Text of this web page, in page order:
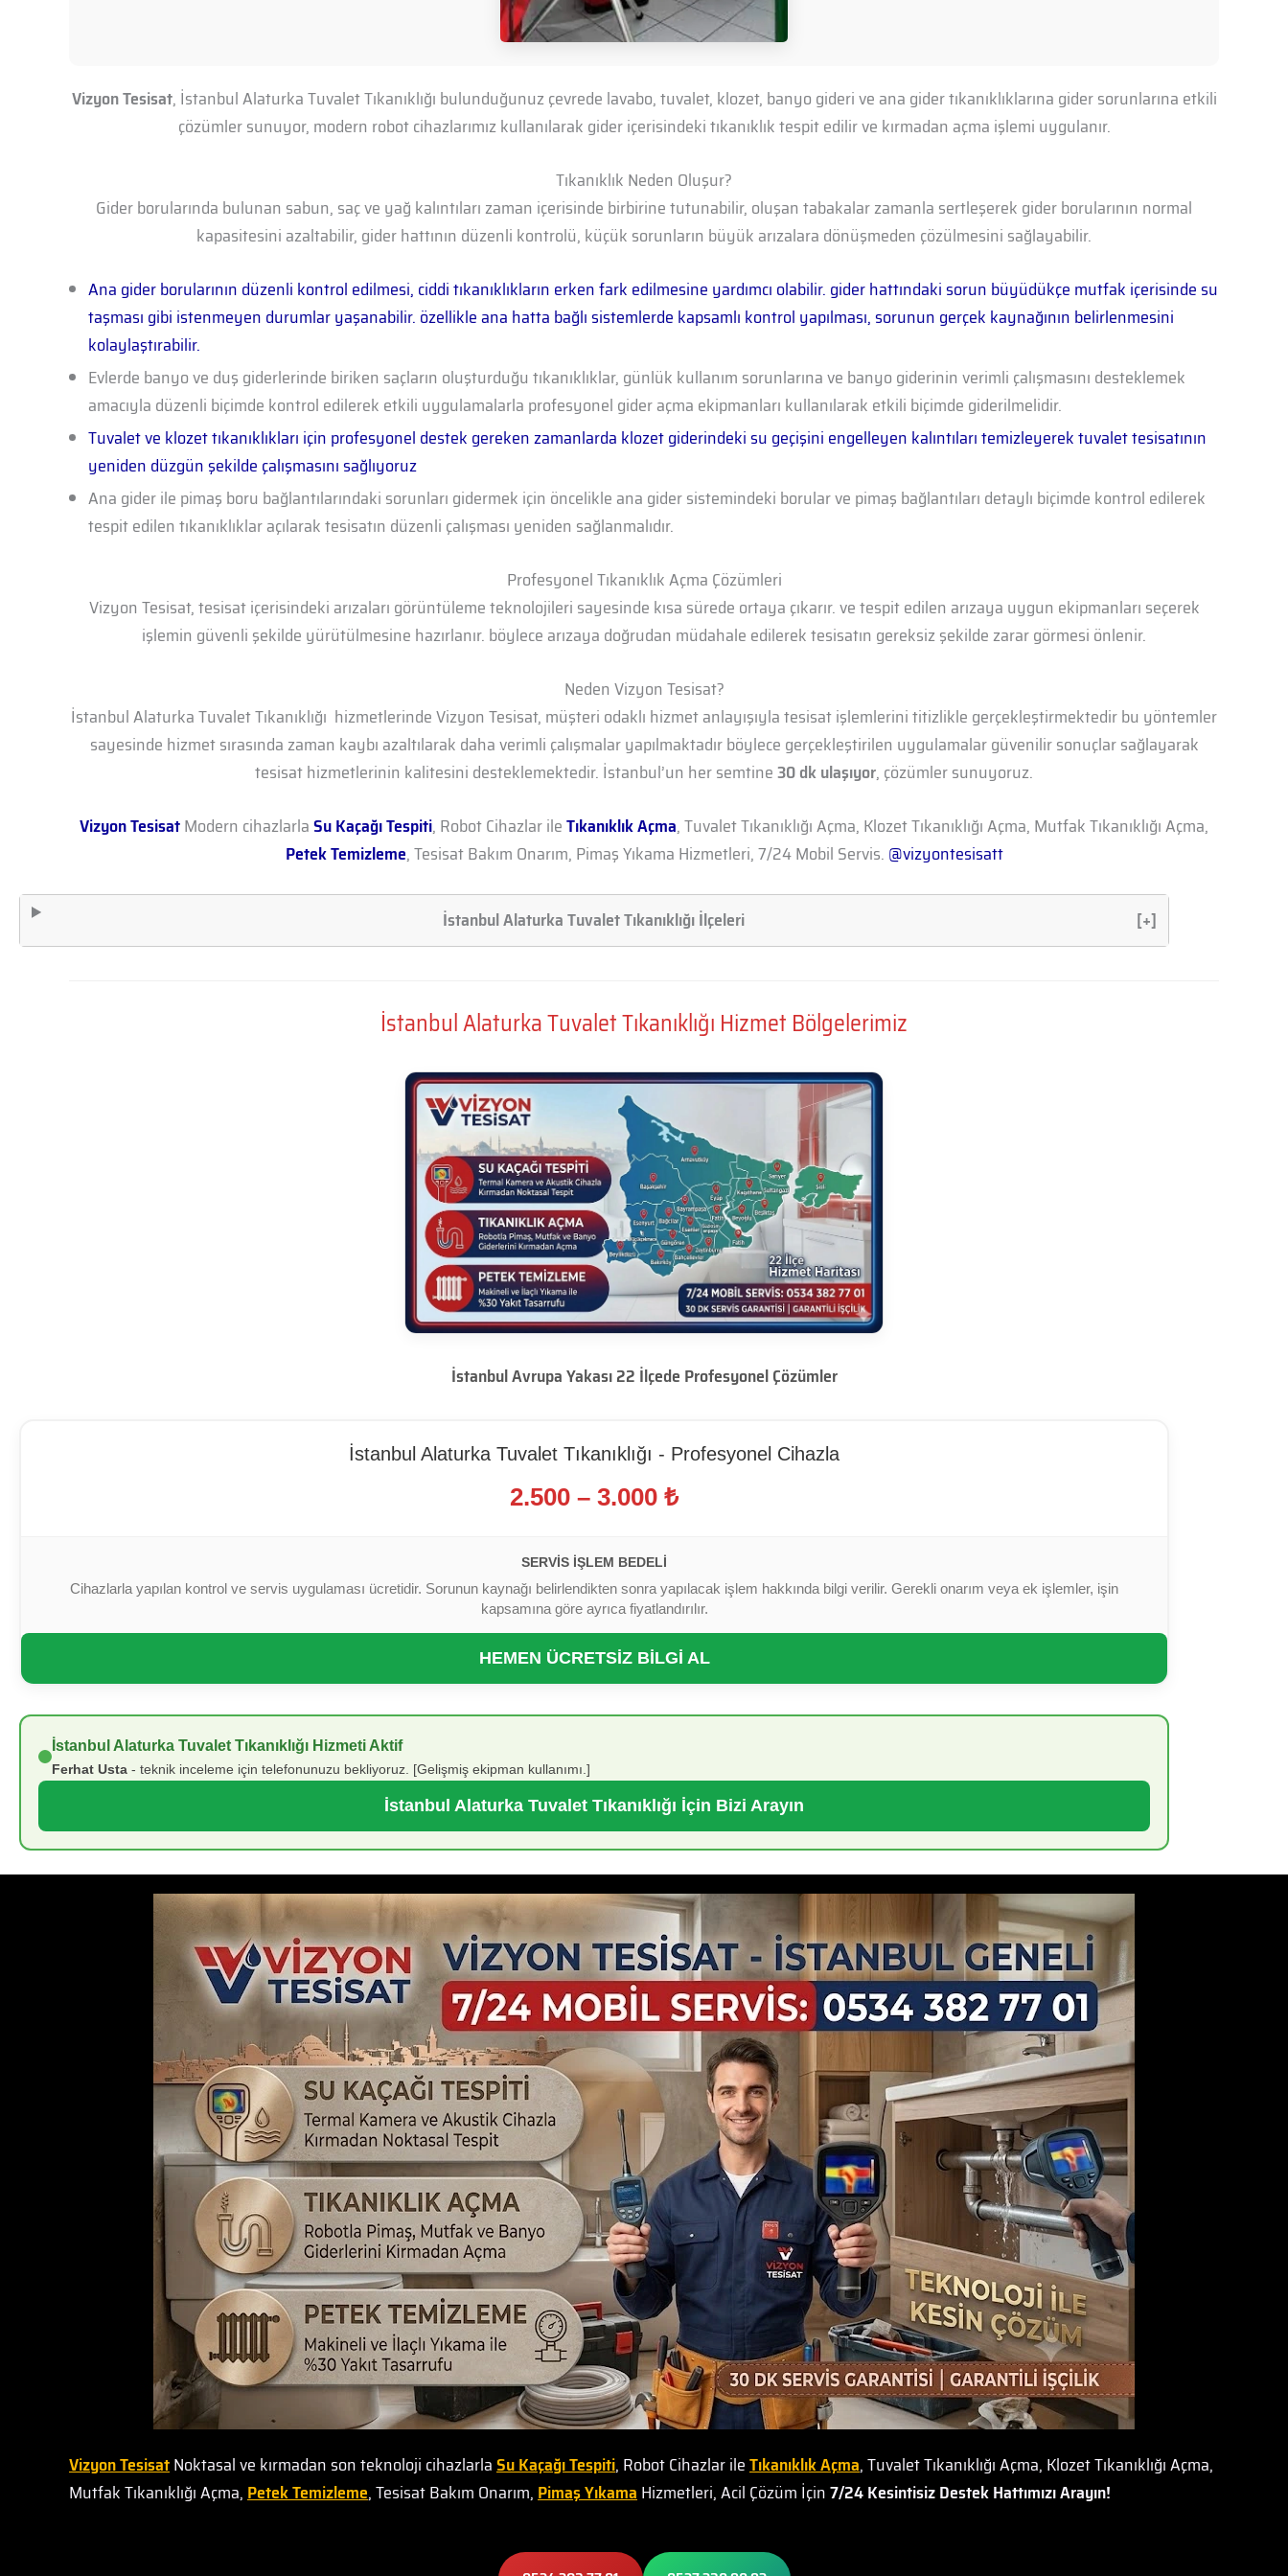
Vizyon Tesisat, İstanbul Alaturka Tuvalet Tıkanıklığı bulunduğunuz çevrede lavabo, tuvalet, klozet, banyo gideri ve ana gider tıkanıklıklarına gider sorunlarına etkili
çözümler sunuyor, modern robot cihazlarımız kullanılarak gider içerisindeki tıkanıklık tespit edilir ve kırmadan açma işlemi uygulanır.
Tıkanıklık Neden Oluşur?
Gider borularında bulunan sabun, saç ve yağ kalıntıları zaman içerisinde birbirine tutunabilir, oluşan tabakalar zamanla sertleşerek gider borularının normal
kapasitesini azaltabilir, gider hattının düzenli kontrolü, küçük sorunların büyük arızalara dönüşmeden çözülmesini sağlayabilir.
Ana gider borularının düzenli kontrol edilmesi, ciddi tıkanıklıkların erken fark edilmesine yardımcı olabilir. gider hattındaki sorun büyüdükçe mutfak içerisinde su
taşması gibi istenmeyen durumlar yaşanabilir. özellikle ana hatta bağlı sistemlerde kapsamlı kontrol yapılması, sorunun gerçek kaynağının belirlenmesini
kolaylaştırabilir.
Evlerde banyo ve duş giderlerinde biriken saçların oluşturduğu tıkanıklıklar, günlük kullanım sorunlarına ve banyo giderinin verimli çalışmasını desteklemek
amacıyla düzenli biçimde kontrol edilerek etkili uygulamalarla profesyonel gider açma ekipmanları kullanılarak etkili biçimde giderilmelidir.
Tuvalet ve klozet tıkanıklıkları için profesyonel destek gereken zamanlarda klozet giderindeki su geçişini engelleyen kalıntıları temizleyerek tuvalet tesisatının
yeniden düzgün şekilde çalışmasını sağlıyoruz
Ana gider ile pimaş boru bağlantılarındaki sorunları gidermek için öncelikle ana gider sistemindeki borular ve pimaş bağlantıları detaylı biçimde kontrol edilerek
tespit edilen tıkanıklıklar açılarak tesisatın düzenli çalışması yeniden sağlanmalıdır.
Profesyonel Tıkanıklık Açma Çözümleri
Vizyon Tesisat, tesisat içerisindeki arızaları görüntüleme teknolojileri sayesinde kısa sürede ortaya çıkarır. ve tespit edilen arızaya uygun ekipmanları seçerek
işlemin güvenli şekilde yürütülmesine hazırlanır. böylece arızaya doğrudan müdahale edilerek tesisatın gereksiz şekilde zarar görmesi önlenir.
Neden Vizyon Tesisat?
İstanbul Alaturka Tuvalet Tıkanıklığı hizmetlerinde Vizyon Tesisat, müşteri odaklı hizmet anlayışıyla tesisat işlemlerini titizlikle gerçekleştirmektedir bu yöntemler
sayesinde hizmet sırasında zaman kaybı azaltılarak daha verimli çalışmalar yapılmaktadır böylece gerçekleştirilen uygulamalar güvenilir sonuçlar sağlayarak
tesisat hizmetlerinin kalitesini desteklemektedir. İstanbul’un her semtine30 dk ulaşıyor, çözümler sunuyoruz.
Vizyon TesisatModern cihazlarlaSu Kaçağı Tespiti, Robot Cihazlar ileTıkanıklık Açma, Tuvalet Tıkanıklığı Açma, Klozet Tıkanıklığı Açma, Mutfak Tıkanıklığı Açma,
Petek Temizleme, Tesisat Bakım Onarım, Pimaş Yıkama Hizmetleri, 7/24 Mobil Servis. @vizyontesisatt
İstanbul Alaturka Tuvalet Tıkanıklığı İlçeleri [+]
İstanbul Alaturka Tuvalet Tıkanıklığı Hizmet Bölgelerimiz
İstanbul Avrupa Yakası 22 İlçede Profesyonel Çözümler
İstanbul Alaturka Tuvalet Tıkanıklığı - Profesyonel Cihazla
2.500 – 3.000 ₺
SERVIS İŞLEM BEDELI
Cihazlarla yapılan kontrol ve servis uygulaması ücretidir. Sorunun kaynağı belirlendikten sonra yapılacak işlem hakkında bilgi verilir. Gerekli onarım veya ek işlemler, işin
kapsamına göre ayrıca fiyatlandırılır.
HEMEN ÜCRETSİZ BİLGİ AL
İstanbul Alaturka Tuvalet Tıkanıklığı Hizmeti Aktif
Ferhat Usta - teknik inceleme için telefonunuzu bekliyoruz. [Gelişmiş ekipman kullanımı.]
İstanbul Alaturka Tuvalet Tıkanıklığı İçin Bizi Arayın
Vizyon TesisatNoktasal ve kırmadan son teknoloji cihazlarlaSu Kaçağı Tespiti, Robot Cihazlar ileTıkanıklık Açma, Tuvalet Tıkanıklığı Açma, Klozet Tıkanıklığı Açma,
Mutfak Tıkanıklığı Açma, Petek Temizleme, Tesisat Bakım Onarım, Pimaş Yıkama Hizmetleri, Acil Çözüm İçin7/24 Kesintisiz Destek Hattımızı Arayın!